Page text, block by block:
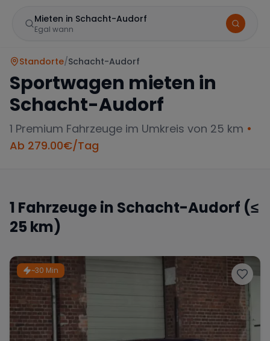
Mieten in Schacht-Audorf
Egal wann
Mercedes
Porsche Ferrari
Wann
Zeitraum wählen
Standorte/Schacht-Audorf
Sportwagen mieten in
Schacht-Audorf
1 Premium Fahrzeuge im Umkreis von 25 km •
Ab 279.00€/Tag
1 Fahrzeuge in Schacht-Audorf (≤
25 km)
~30 Min